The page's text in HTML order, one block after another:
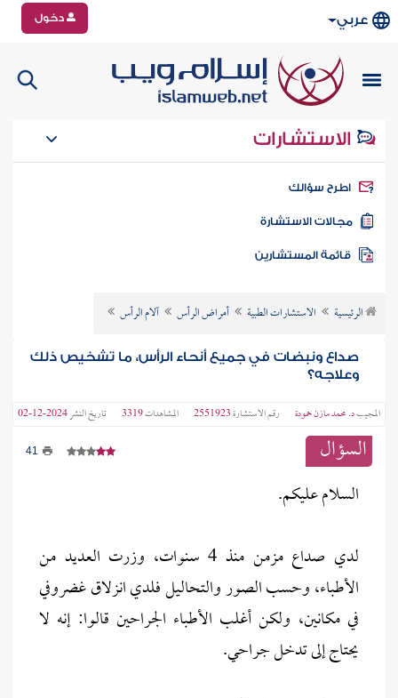
عربي دخول
الاستشارات
سؤالك
الاستشارة
الرئيسية الاستشارات الطبية أمراض الرأس آلام الرأس
صداع ونبضات في جميع أنحاء الرأس، ما تشخيص ذلك
وعلاجه؟
المجيبد. محمد مازن حمودة رقم الاستشارة2551923 المشاهدات3319 تاريخ النشر2024-12-02
السؤال 41
السلام عليكم.
لدي صداع مزمن منذ 4 سنوات، وزرت العديد من
الأطباء، وحسب الصور والتحاليل فلدي انزلاق غضروفي
في مكانين، ولكن أغلب الأطباء الجراحين قالوا: إنه لا
يحتاج إلى تدخل جراحي.